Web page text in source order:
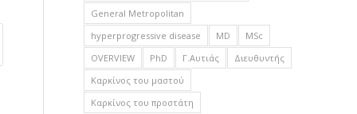
General Metropolitan
hyperprogressive disease
MD
MSc
OVERVIEW
PhD Γ.Αυτιάς
Διευθυντής
Καρκίνος του μαστού
Καρκίνος του προστάτη